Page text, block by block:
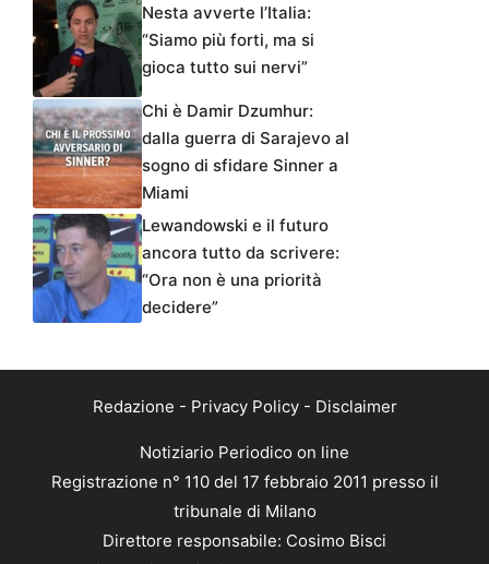
Nesta avverte l’Italia:
“Siamo più forti, ma si
gioca tutto sui nervi”
Chi è Damir Dzumhur:
dalla guerra di Sarajevo al
sogno di sfidare Sinner a
Miami
Lewandowski e il futuro
ancora tutto da scrivere:
“Ora non è una priorità
decidere”
Redazione - Privacy Policy- Disclaimer
Notiziario Periodico on line
Registrazione n° 110 del 17 febbraio 2011 presso il
tribunale di Milano
Direttore responsabile: Cosimo Bisci